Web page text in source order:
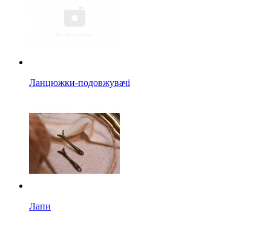
Ланцюжки-подовжувачі
Лапи